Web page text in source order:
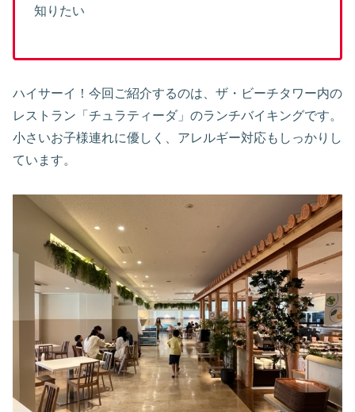
知りたい
ハイサーイ！今回ご紹介するのは、ザ・ビーチタワー内の
レストラン「チュラティーダ」のランチバイキングです。
小さいお子様連れに優しく、アレルギー対応もしっかりし
ています。